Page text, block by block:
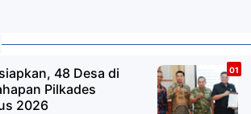
48 Desa di
Pilkades
2026